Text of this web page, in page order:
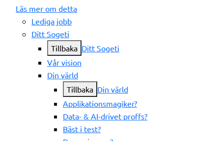
Läs mer om detta
Lediga jobb
Ditt Sogeti
Tillbaka Ditt Sogeti
Vår vision
Din värld
Tillbaka Din värld
Applikationsmagiker?
Data- & AI-drivet proffs?
Bäst i test?